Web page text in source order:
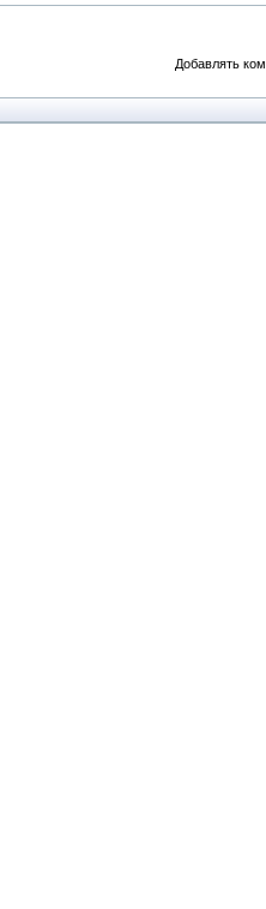
Добавлять